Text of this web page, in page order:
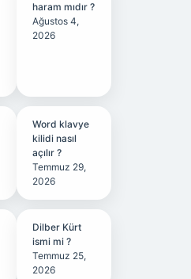
haram mıdır ?
Ağustos 4,
2026
Word klavye
kilidi nasıl
açılır ?
Temmuz 29,
2026
Dilber Kürt
ismi mi ?
Temmuz 25,
2026